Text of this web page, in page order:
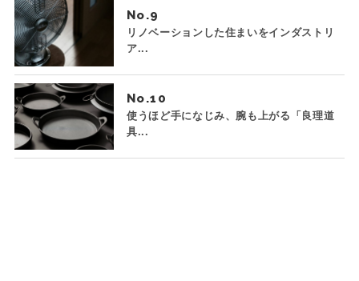
No.
リノベーションした住まいをインダストリ
ア...
No.
使うほど手になじみ、腕も上がる「良理道
具...